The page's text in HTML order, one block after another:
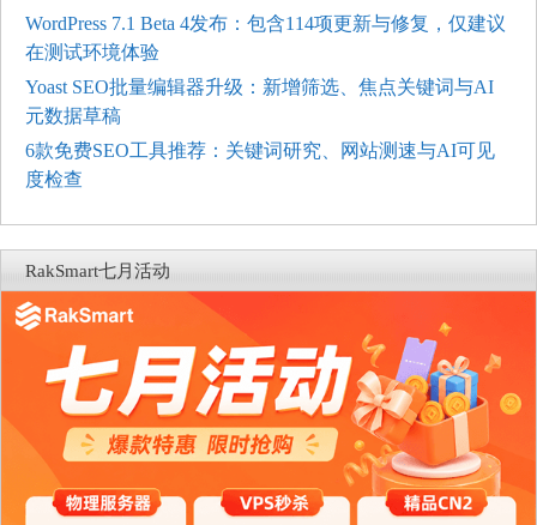
WordPress 7.1 Beta 4发布：包含114项更新与修复，仅建议
在测试环境体验
Yoast SEO批量编辑器升级：新增筛选、焦点关键词与AI
元数据草稿
6款免费SEO工具推荐：关键词研究、网站测速与AI可见
度检查
RakSmart七月活动